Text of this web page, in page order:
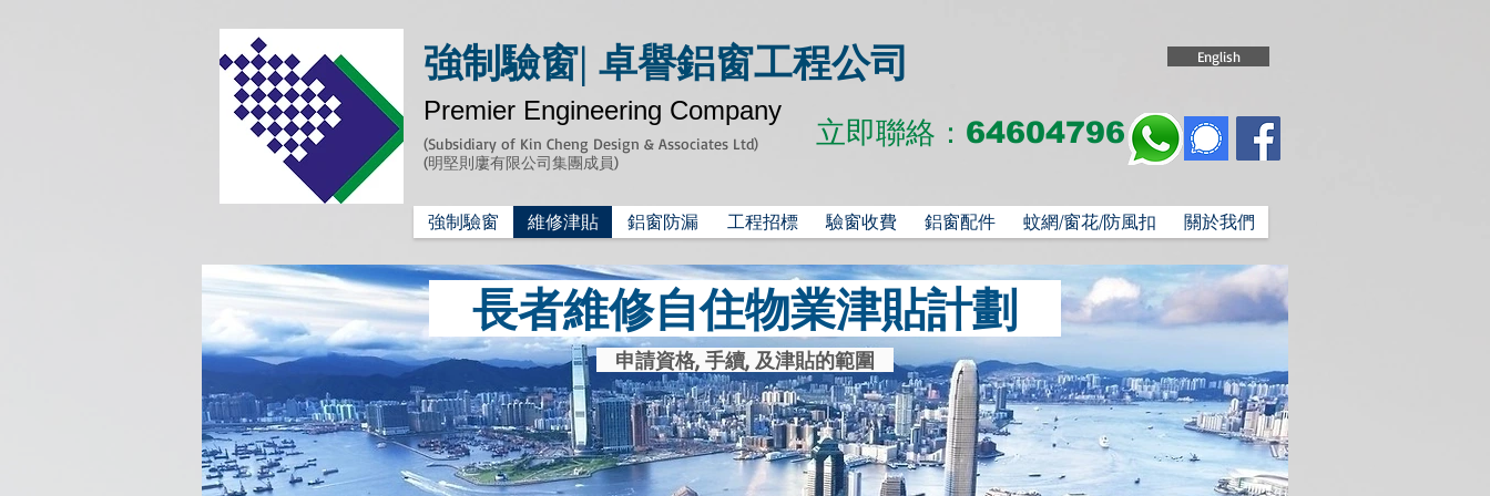
強制驗窗| 卓譽鋁窗工程公司 English
Premier Engineering Company
立即聯絡 ：64604796
(Subsidiary of Kin Cheng Design & Associates Ltd)
(明堅則廔有限公司集團成員)
強制驗窗 維修津貼 鋁窗防漏 工程招標 驗窗收費 鋁窗配件 蚊網/窗花/防風扣 關於我們
長者維修自住物業津貼計劃
申請資格, 手續, 及津貼的範圍